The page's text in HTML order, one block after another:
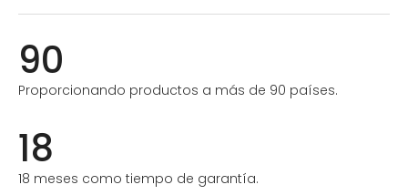
90
Proporcionando productos a más de 90 países.
18
18 meses como tiempo de garantía.